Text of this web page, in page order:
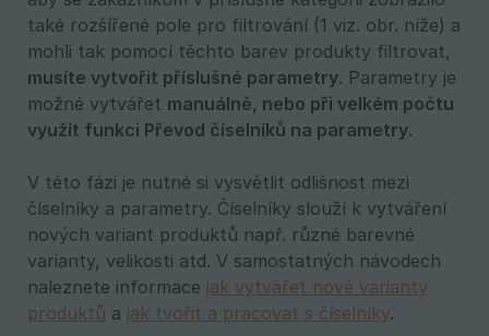
také rozšířené pole pro filtrování (1 viz. obr. níže) a
mohli tak pomocí těchto barev produkty filtrovat,
musíte vytvořit příslušné parametry. Parametry je
možné vytvářet manuálně, nebo při velkém počtu
využít funkci Převod číselníků na parametry.
V této fázi je nutné si vysvětlit odlišnost mezi
číselníky a parametry. Číselníky slouží k vytváření
nových variant produktů např. různé barevné
varianty, velikosti atd. V samostatných návodech
naleznete informace jak vytvářet nové varianty
produktů a jak tvořit a pracovat s číselníky.